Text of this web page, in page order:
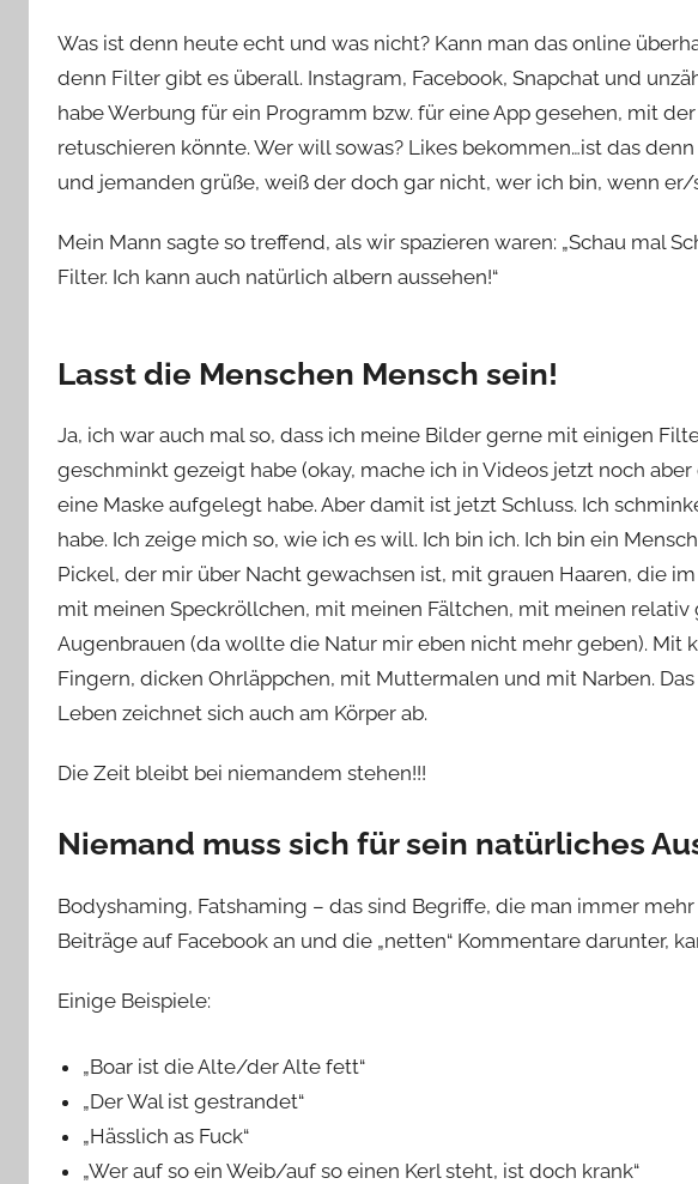
Was ist denn heute echt und was nicht? Kann man das online
denn Filter gibt es überall. Instagram, Facebook, Snapchat und
habe Werbung für ein Programm bzw. für eine App gesehen, mit
retuschieren könnte. Wer will sowas? Likes bekommen…ist das
und jemanden grüße, weiß der doch gar nicht, wer ich bin, wenn
Mein Mann sagte so treffend, als wir spazieren waren: „Schau mal
Filter. Ich kann auch natürlich albern aussehen!“
Lasst die Menschen Mensch sein!
Ja, ich war auch mal so, dass ich meine Bilder gerne mit einigen
geschminkt gezeigt habe (okay, mache ich in Videos jetzt noch
eine Maske aufgelegt habe. Aber damit ist jetzt Schluss. Ich
habe. Ich zeige mich so, wie ich es will. Ich bin ich. Ich bin ein
Pickel, der mir über Nacht gewachsen ist, mit grauen Haaren, die
mit meinen Speckröllchen, mit meinen Fältchen, mit meinen
Augenbrauen (da wollte die Natur mir eben nicht mehr geben). Mit
Fingern, dicken Ohrläppchen, mit Muttermalen und mit Narben.
Leben zeichnet sich auch am Körper ab.
Die Zeit bleibt bei niemandem stehen!!!
Niemand muss sich für sein natürliches
Bodyshaming, Fatshaming – das sind Begriffe, die man immer
Beiträge auf Facebook an und die „netten“ Kommentare darunter,
Einige Beispiele:
„Boar ist die Alte/der Alte fett“
„Der Wal ist gestrandet“
„Hässlich as Fuck“
„Wer auf so ein Weib/auf so einen Kerl steht, ist doch krank“